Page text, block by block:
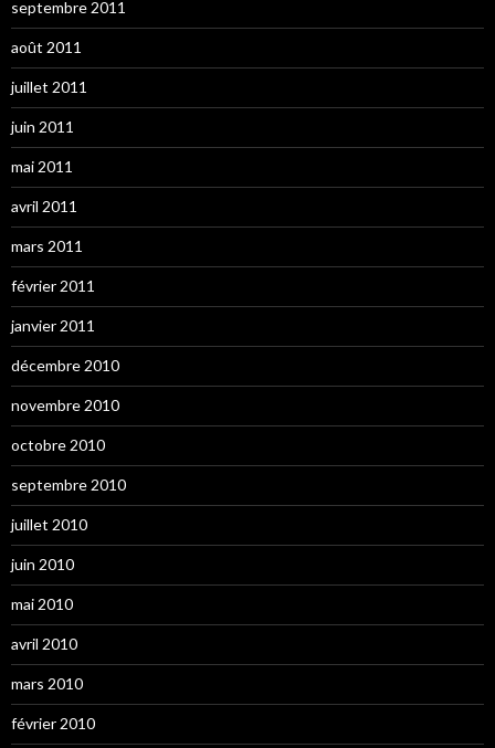
septembre 2011
août 2011
juillet 2011
juin 2011
mai 2011
avril 2011
mars 2011
février 2011
janvier 2011
décembre 2010
novembre 2010
octobre 2010
septembre 2010
juillet 2010
juin 2010
mai 2010
avril 2010
mars 2010
février 2010